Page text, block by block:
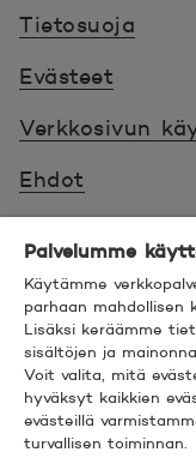
Tietosuoja
Evästeet
Verkkosivun
Ehdot
Saavutettavuus
Hyödyllistä
© 2026 POP
ESPOO
Palvelumme
Käytämme
parhaan mahdollisen
Lisäksi keräämme
sisältöjen ja
Voit valita, mitä
hyväksyt kaikkien
evästeillä
turvallisen toiminnan.